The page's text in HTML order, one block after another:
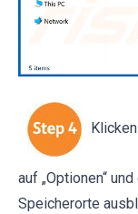
auf „Optionen“
Speicherorte